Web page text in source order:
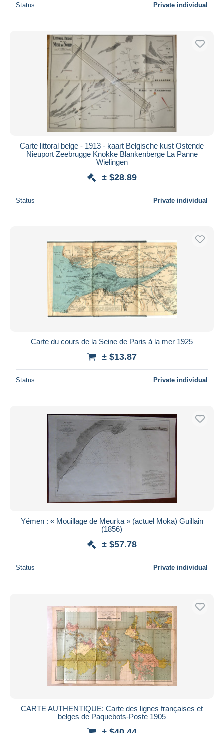
Status Private individual
Carte littoral belge - 1913 - kaart Belgische kust Ostende
Nieuport Zeebrugge Knokke Blankenberge La Panne
Wielingen
± $28.89
Status Private individual
Carte du cours de la Seine de Paris à la mer 1925
± $13.87
Status Private individual
Yémen : « Mouillage de Meurka » (actuel Moka) Guillain
(1856)
± $57.78
Status Private individual
CARTE AUTHENTIQUE: Carte des lignes françaises et
belges de Paquebots-Poste 1905